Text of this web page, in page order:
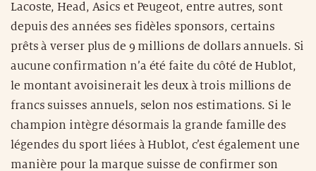
Lacoste, Head, Asics et Peugeot, entre autres, sont
depuis des années ses fidèles sponsors, certains
prêts à verser plus de 9 millions de dollars annuels. Si
aucune confirmation n’a été faite du côté de Hublot,
le montant avoisinerait les deux à trois millions de
francs suisses annuels, selon nos estimations. Si le
champion intègre désormais la grande famille des
légendes du sport liées à Hublot, c’est également une
manière pour la marque suisse de confirmer son